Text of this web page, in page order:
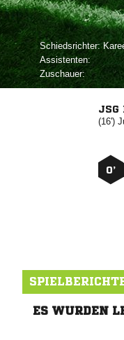
Schiedsrichter:
Assistenten:
Zuschauer:
JSG
(16')
0’
ES WURDEN